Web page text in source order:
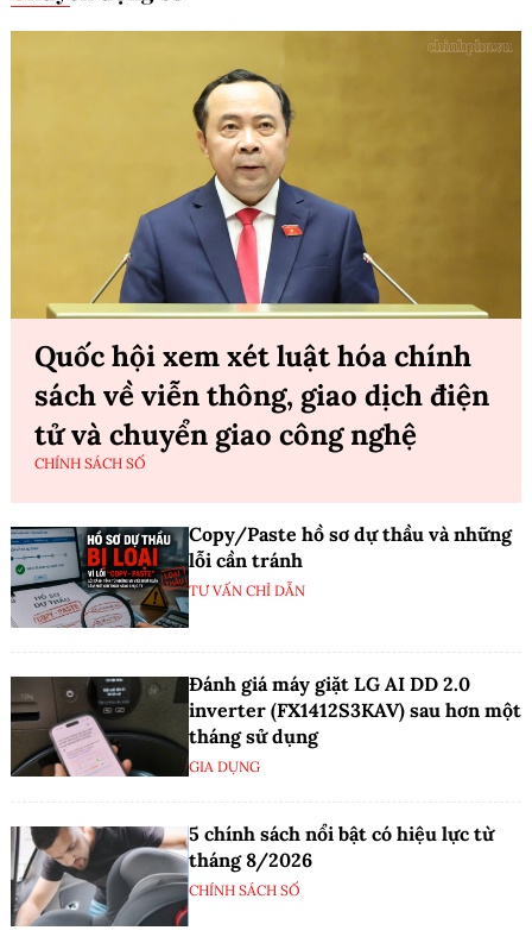
Quốc hội xem xét luật hóa chính
sách về viễn thông, giao dịch điện
tử và chuyển giao công nghệ
CHÍNH SÁCH SỐ
Copy/Paste hồ sơ dự thầu và những
lỗi cần tránh
TƯ VẤN CHỈ DẪN
Đánh giá máy giặt LG AI DD 2.0
inverter (FX1412S3KAV) sau hơn một
tháng sử dụng
GIA DỤNG
5 chính sách nổi bật có hiệu lực từ
tháng 8/2026
CHÍNH SÁCH SỐ